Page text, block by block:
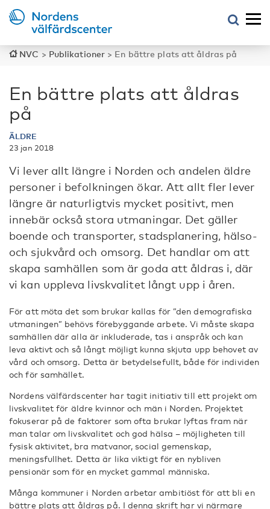
NVC > Publikationer > En bättre plats att åldras på
En bättre plats att åldras
på
ÄLDRE
23 jan 2018
Vi lever allt längre i Norden och andelen äldre
personer i befolkningen ökar. Att allt fler lever
längre är naturligtvis mycket positivt, men
innebär också stora utmaningar. Det gäller
boende och transporter, stadsplanering, hälso-
och sjukvård och omsorg. Det handlar om att
skapa samhällen som är goda att åldras i, där
vi kan uppleva livskvalitet långt upp i åren.
För att möta det som brukar kallas för ”den demografiska
utmaningen” behövs förebyggande arbete. Vi måste skapa
samhällen där alla är inkluderade, tas i anspråk och kan
leva aktivt och så långt möjligt kunna skjuta upp behovet av
vård och omsorg. Detta är betydelsefullt, både för individen
och för samhället.
Nordens välfärdscenter har tagit initiativ till ett projekt om
livskvalitet för äldre kvinnor och män i Norden. Projektet
fokuserar på de faktorer som ofta brukar lyftas fram när
man talar om livskvalitet och god hälsa – möjligheten till
fysisk aktivitet, bra matvanor, social gemenskap,
meningsfullhet. Detta är lika viktigt för en nybliven
pensionär som för en mycket gammal människa.
Många kommuner i Norden arbetar ambitiöst för att bli en
bättre plats att åldras på. I denna skrift har vi närmare